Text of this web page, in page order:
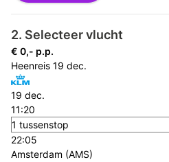
2. Selecteer vlucht
€ 0,- p.p.
Heenreis 19 dec.
19 dec.
11:20
1 tussenstop
22:05
Amsterdam (AMS)